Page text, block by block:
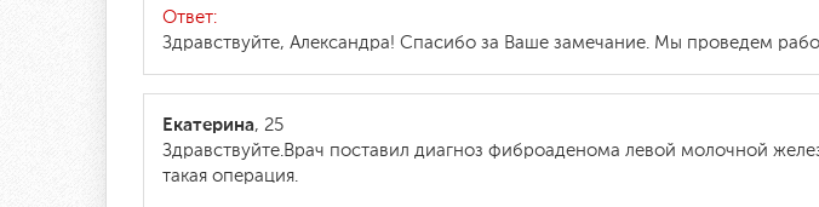
Ответ:
Здравствуйте, Александра! Спасибо за Ваше замечание. Мы проведем
Екатерина, 25
Здравствуйте.Врач поставил диагноз фиброаденома левой молочной
такая операция.